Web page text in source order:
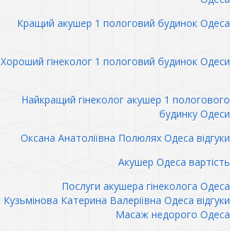
Кращий акушер 1 пологовий будинок Одеса
Хороший гінеколог 1 пологовий будинок Одеси
Найкращий гінеколог акушер 1 пологового
будинку Одеси
Оксана Анатоліївна Полюлях Одеса відгуки
Акушер Одеса вартість
Послуги акушера гінеколога Одеса
Кузьмінова Катерина Валеріївна Одеса відгуки
Масаж недорого Одеса